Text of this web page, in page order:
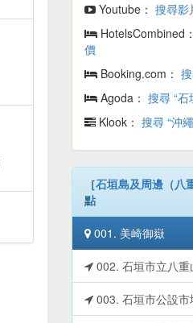
Youtube： 搜尋影
HotelsCombined：
價
Booking.com：
Agoda： 搜尋 “石
Klook： 搜尋 “沖
［石垣島及周邊（八
點
001. 美崎御嶽
002. 石垣市立八重
003. 石垣市公設市